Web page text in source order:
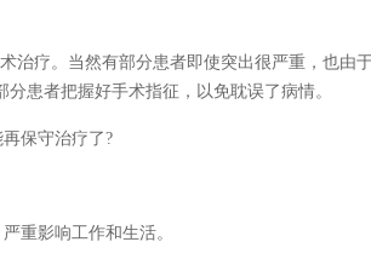
治疗。当然有部分患者即使突出很严重，也由
患者把握好手术指征，以免耽误了病情。
保守治疗了?
重影响工作和生活。